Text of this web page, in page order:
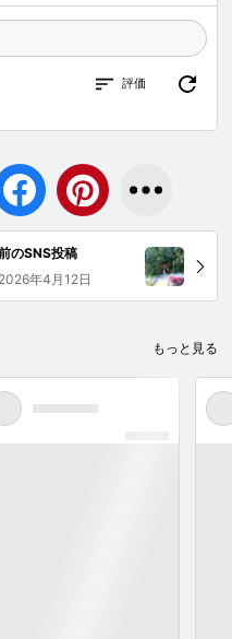
評価
のSNS投稿
2026年4月12日
もっと見る